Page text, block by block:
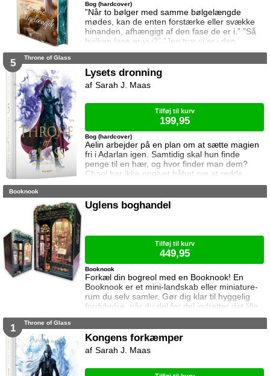
”Når to bølger med samme bølgelængde
mødes, kan de enten forstærke eller svække
hinanden, afhængigt af den fase de er i.” ”Så
hvilken fase er vi i?” ”Jeg tror vi er i den
samme fase.” To ting er vigtige for Elina da
sætte sin afdøde fars hus til salg. Salget skal
gå hurtigt, og hendes ophold skal være kort.
Elina har ikke besøgt byen siden hendes far
Bog (hardcover)
5 Throne of Glass
Lysets dronning
Aelin arbejder på en plan om at sætte magien
fri i Adarlan igen. Samtidig skal hun finde
penge til en hær, og hvor finder man dem?
Chaol har ikke opgivet håbet om at redde
Dorian. Det bliver dog konstant sværere at
ønskedrøm, for prinsen lader til at have
opgivet kampen. Manon plages af
Bog (hardcover)
Sarah J. Maas
Tilføj til kurv
199,95
Booknook
Uglens boghandel
Forkæl din bogreol med en Booknook! En
Booknook er et mini-landskab eller miniature-
rum du selv samler. Gør dig klar til hyggelig
fordybelse, når du del for del indretter det lille
rum med de fineste detaljer. Med lukkede
og med det indbyggede lys, pynter den også i
mørke. I denne booknook går døren op og i til
uglens charmerende lille boghandel, som med
Booknook
Tilføj til kurv
449,95
1 Throne of Glass
Kongens forkæmper
Sarah J. Maas